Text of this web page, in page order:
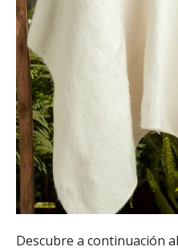
Descubre a continuación